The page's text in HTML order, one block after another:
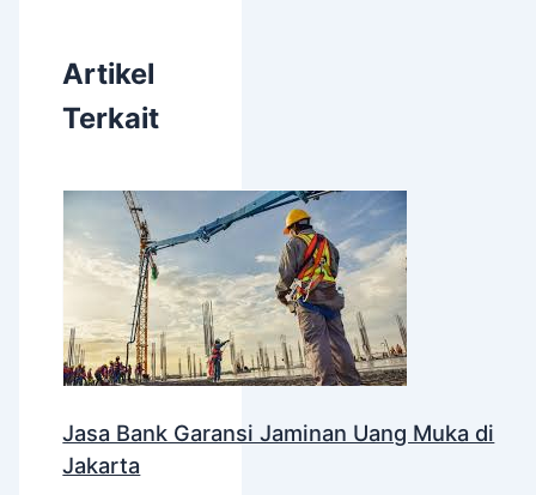
Artikel
Terkait
Jasa Bank Garansi Jaminan Uang Muka di
Jakarta